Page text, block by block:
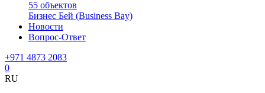
55 объектов
Бизнес Бей (Business Bay)
Новости
Вопрос-Ответ
+971 4873 2083
0
RU